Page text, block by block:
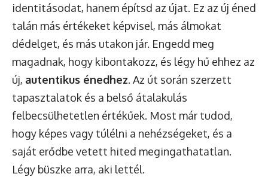
identitásodat, hanem építsd az újat. Ez az új éned
talán más értékeket képvisel, más álmokat
dédelget, és más utakon jár. Engedd meg
magadnak, hogy kibontakozz, és légy hű ehhez az
új, autentikus énedhez. Az út során szerzett
tapasztalatok és a belső átalakulás
felbecsülhetetlen értékűek. Most már tudod,
hogy képes vagy túlélni a nehézségeket, és a
saját erődbe vetett hited megingathatatlan.
Légy büszke arra, aki lettél.